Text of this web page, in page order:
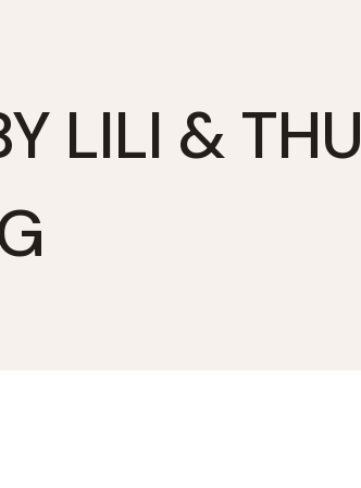
LILI & THU